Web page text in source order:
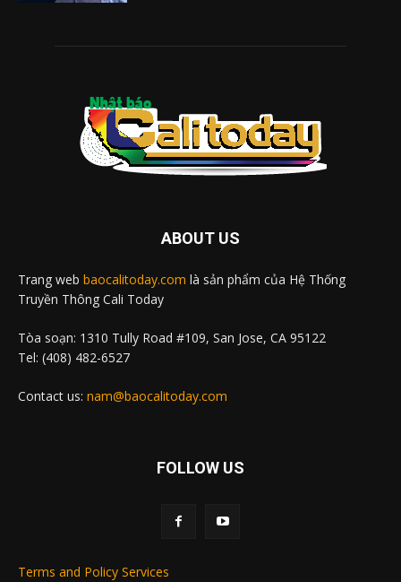
ABOUT US
Trang web baocalitoday.com là sản phẩm của Hệ Thống
Truyền Thông Cali Today
Tòa soạn: 1310 Tully Road #109, San Jose, CA 95122
Tel: (408) 482-6527
Contact us: nam@baocalitoday.com
FOLLOW US
Terms and Policy Services